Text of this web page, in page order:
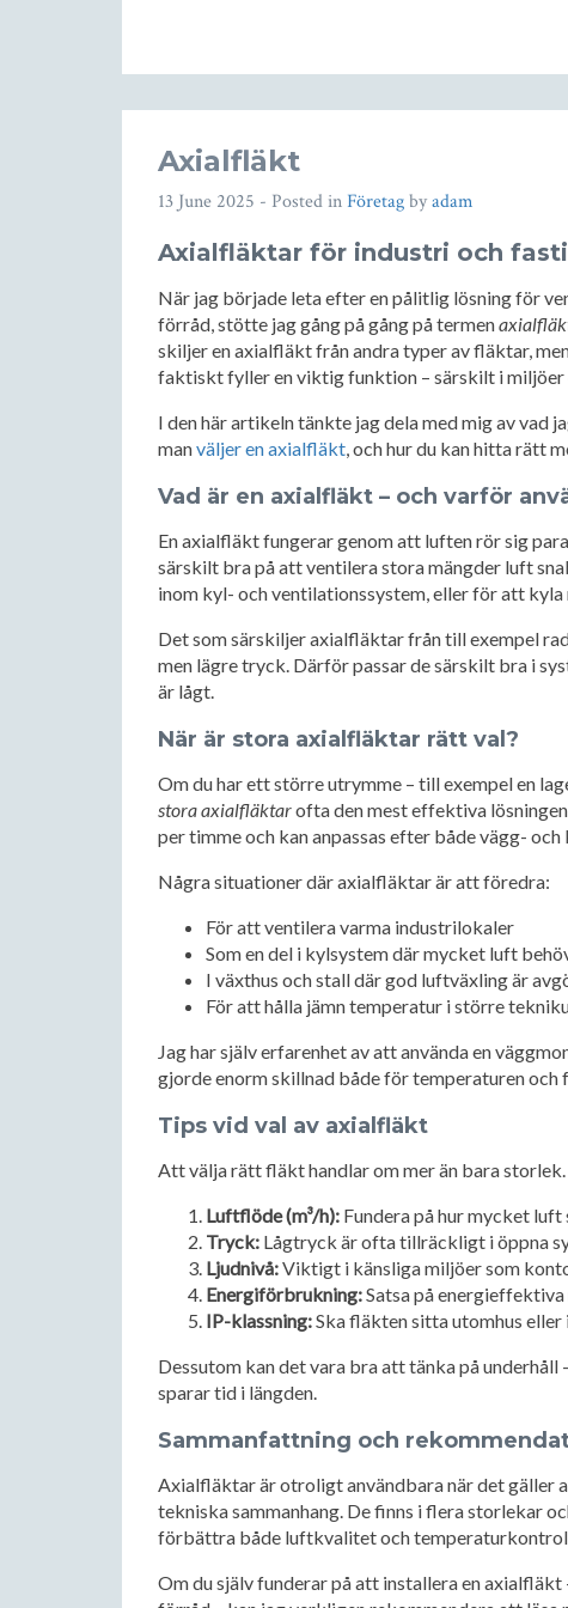
Axialfläkt
13 June 2025 - Posted inFöretagbyadam
Axialfläktar för industri och
När jag började leta efter en pålitlig lösning för
förråd, stötte jag gång på gång på termen
skiljer en axialfläkt från andra typer av fläktar,
faktiskt fyller en viktig funktion – särskilt i
I den här artikeln tänkte jag dela med mig av vad
manväljer en axialfläkt, och hur du kan hitta rätt
Vad är en axialfläkt – och varför
En axialfläkt fungerar genom att luften rör sig
särskilt bra på att ventilera stora mängder luft
inom kyl- och ventilationssystem, eller för att
Det som särskiljer axialfläktar från till exempel
men lägre tryck. Därför passar de särskilt bra i
är lågt.
När är stora axialfläktar rätt val?
Om du har ett större utrymme – till exempel en
stora axialfläktarofta den mest effektiva
per timme och kan anpassas efter både vägg-
Några situationer där axialfläktar är att föredra:
För att ventilera varma industrilokaler
Som en del i kylsystem där mycket luft
I växthus och stall där god luftväxling är
För att hålla jämn temperatur i större
Jag har själv erfarenhet av att använda en
gjorde enorm skillnad både för temperaturen
Tips vid val av axialfläkt
Att välja rätt fläkt handlar om mer än bara
Luftflöde (m³/h): Fundera på hur mycket
Tryck: Lågtryck är ofta tillräckligt i öppna
Ljudnivå:Viktigt i känsliga miljöer som
Energiförbrukning:Satsa på
IP-klassning:Ska fläkten sitta utomhus
Dessutom kan det vara bra att tänka på
sparar tid i längden.
Sammanfattning och
Axialfläktar är otroligt användbara när det gäller
tekniska sammanhang. De finns i flera storlekar
förbättra både luftkvalitet och
Om du själv funderar på att installera en